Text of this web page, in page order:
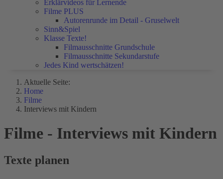
Erklärvideos für Lernende
Filme PLUS
Autorenrunde im Detail - Gruselwelt
Sinn&Spiel
Klasse Texte!
Filmausschnitte Grundschule
Filmausschnitte Sekundarstufe
Jedes Kind wertschätzen!
Aktuelle Seite:
Home
Filme
Interviews mit Kindern
Filme - Interviews mit Kindern
Texte planen